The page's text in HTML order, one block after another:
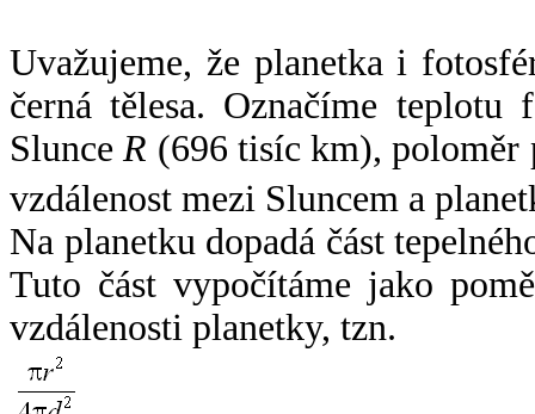
Uvažujeme, že planetka i
černá tělesa. Označíme
SlunceR (696 tisíc km),
vzdálenost mezi Sluncem a
Na planetku dopadá část
Tuto část vypočítáme jako
vzdálenosti planetky, tzn.